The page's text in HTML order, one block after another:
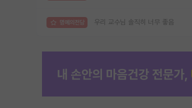
명예의전당 우리 교수님 솔직히 너무 좋음